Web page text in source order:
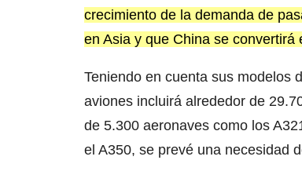
crecimiento de la demanda de
en Asia y que China se
Teniendo en cuenta sus modelos
aviones incluirá alrededor de
de 5.300 aeronaves como los
el A350, se prevé una necesidad